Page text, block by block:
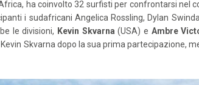
ha coinvolto 32 surfisti per confrontarsi nel
i sudafricani Angelica Rossling, Dylan
le divisioni, Kevin Skvarna(USA) e Ambre
Skvarna dopo la sua prima partecipazione,